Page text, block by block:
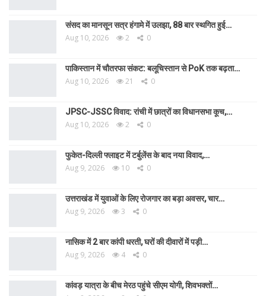
संसद का मानसून सत्र हंगामे में उलझा, 88 बार स्थगित हुई…
Aug 10, 2026 2 0
पाकिस्तान में चौतरफा संकट: बलूचिस्तान से PoK तक बढ़ता…
Aug 10, 2026 21 0
JPSC-JSSC विवाद: रांची में छात्रों का विधानसभा कूच,…
Aug 10, 2026 2 0
फुकेत-दिल्ली फ्लाइट में टर्बुलेंस के बाद नया विवाद,…
Aug 9, 2026 10 0
उत्तराखंड में युवाओं के लिए रोजगार का बड़ा अवसर, चार…
Aug 9, 2026 3 0
नासिक में 2 बार कांपी धरती, घरों की दीवारों में पड़ी…
Aug 9, 2026 4 0
कांवड़ यात्रा के बीच मेरठ पहुंचे सीएम योगी, शिवभक्तों…